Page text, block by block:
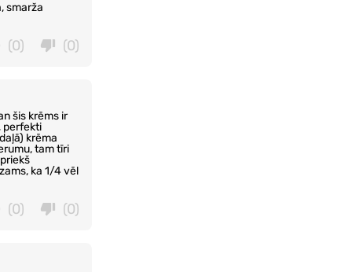
smarža
(0)
(0)
šis krēms ir
perfekti
krēma
tam tīri
ka 1/4 vēl
(0)
(0)